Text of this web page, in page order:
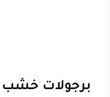
برجولات خشب